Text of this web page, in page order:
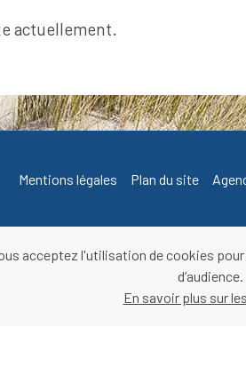
actuellement.
Mentions légales Plan du site
acceptez l'utilisation de cookies
d’audience.
En savoir plus sur